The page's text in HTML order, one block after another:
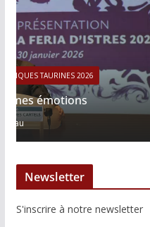
ACTUALITÉS TAURINES
Víctor Hernández : le
13/06/2026
Newsletter
S'inscrire à notre newsletter